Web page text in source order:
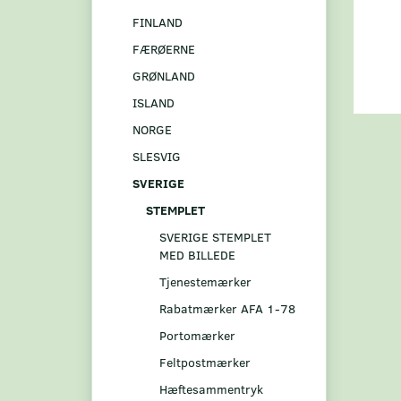
FINLAND
FÆRØERNE
GRØNLAND
ISLAND
NORGE
SLESVIG
SVERIGE
STEMPLET
SVERIGE STEMPLET
MED BILLEDE
Tjenestemærker
Rabatmærker AFA 1-78
Portomærker
Feltpostmærker
Hæftesammentryk